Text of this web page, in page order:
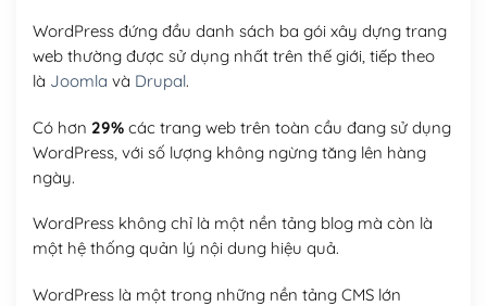
WordPress đứng đầu danh sách ba gói xây dựng trang
web thường được sử dụng nhất trên thế giới, tiếp theo
là Joomla và Drupal.
Có hơn 29%các trang web trên toàn cầu đang sử dụng
WordPress, với số lượng không ngừng tăng lên hàng
ngày.
WordPress không chỉ là một nền tảng blog mà còn là
một hệ thống quản lý nội dung hiệu quả.
WordPress là một trong những nền tảng CMS lớn